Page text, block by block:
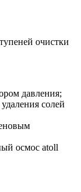
очистки
давления;
солей
осмос atoll